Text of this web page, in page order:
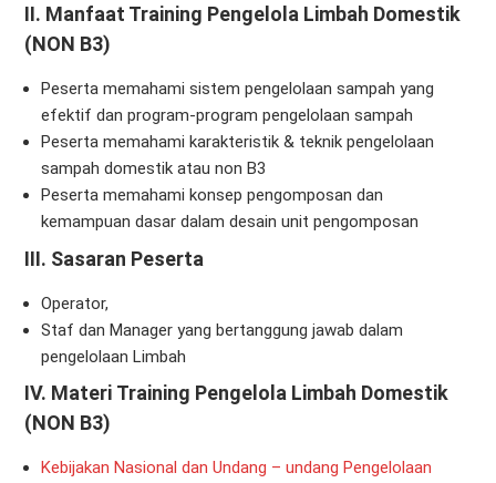
II. Manfaat Training Pengelola Limbah Domestik
(NON B3)
Peserta memahami sistem pengelolaan sampah yang
efektif dan program-program pengelolaan sampah
Peserta memahami karakteristik & teknik pengelolaan
sampah domestik atau non B3
Peserta memahami konsep pengomposan dan
kemampuan dasar dalam desain unit pengomposan
III. Sasaran Peserta
Operator,
Staf dan Manager yang bertanggung jawab dalam
pengelolaan Limbah
IV. Materi Training Pengelola Limbah Domestik
(NON B3)
Kebijakan Nasional dan Undang – undang Pengelolaan